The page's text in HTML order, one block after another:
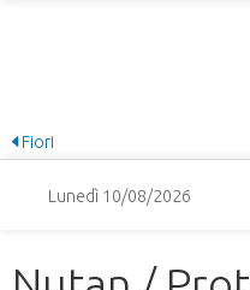
Fiori
Lunedì 10/08/2026